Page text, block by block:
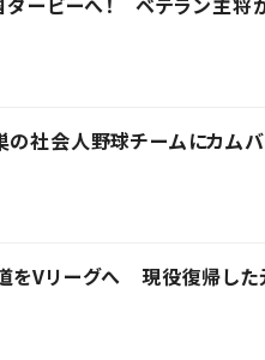
の社会人野球チームにカム
をVリーグへ 現役復帰し